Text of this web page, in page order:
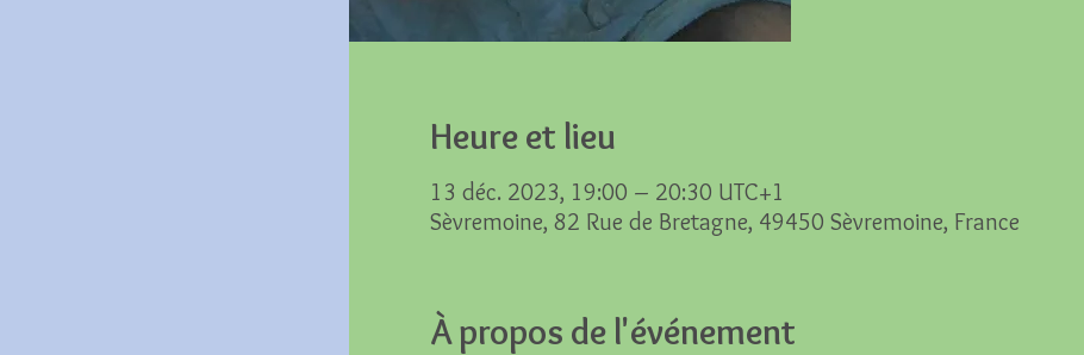
Heure et lieu
13 déc. 2023, 19:00 – 20:30 UTC+1
Sèvremoine, 82 Rue de Bretagne, 49450 Sèvremoine, France
À propos de l'événement